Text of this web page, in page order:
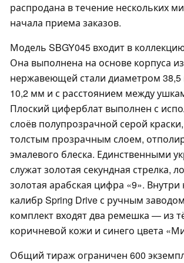
распродана в течение нескольких
начала приема заказов.
Модель SBGY045 входит в
Она выполнена на основе корпуса из
нержавеющей стали диаметром
10,2 мм и с расстоянием между
Плоский циферблат выполнен с
слоёв полупрозрачной серой
толстым прозрачным слоем,
эмалевого блеска. Единственными
служат золотая секундная стрелка,
золотая арабская цифра «9». Внутри
калибр Spring Drive с ручным заводом
комплект входят два ремешка — из
коричневой кожи и синего цвета
Общий тираж ограничен 600